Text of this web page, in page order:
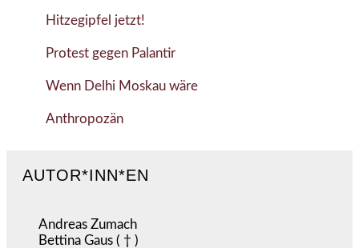
Hitzegipfel jetzt!
Protest gegen Palantir
Wenn Delhi Moskau wäre
Anthropozän
AUTOR*INN*EN
Andreas Zumach
Bettina Gaus ( † )